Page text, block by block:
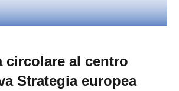
circolare al centro
Strategia europea